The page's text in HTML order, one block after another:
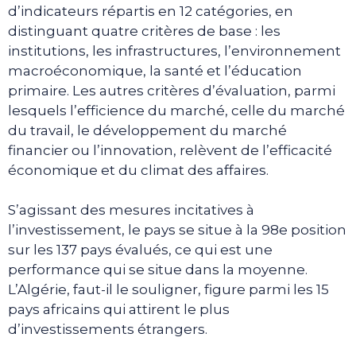
d’indicateurs répartis en 12 catégories, en
distinguant quatre critères de base : les
institutions, les infrastructures, l’environnement
macroéconomique, la santé et l’éducation
primaire. Les autres critères d’évaluation, parmi
lesquels l’efficience du marché, celle du marché
du travail, le développement du marché
financier ou l’innovation, relèvent de l’efficacité
économique et du climat des affaires.
S’agissant des mesures incitatives à
l’investissement, le pays se situe à la 98e position
sur les 137 pays évalués, ce qui est une
performance qui se situe dans la moyenne.
L’Algérie, faut-il le souligner, figure parmi les 15
pays africains qui attirent le plus
d’investissements étrangers.